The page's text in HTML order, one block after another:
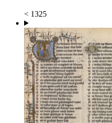
< 1325